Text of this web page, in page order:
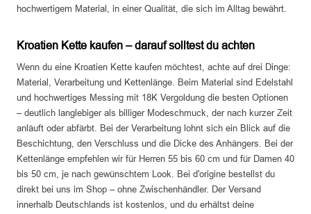
hochwertigem Material, in einer Qualität, die sich im Alltag bewährt.
Kroatien Kette kaufen – darauf solltest du achten
Wenn du eine Kroatien Kette kaufen möchtest, achte auf drei Dinge:
Material, Verarbeitung und Kettenlänge. Beim Material sind Edelstahl
und hochwertiges Messing mit 18K Vergoldung die besten Optionen
– deutlich langlebiger als billiger Modeschmuck, der nach kurzer Zeit
anläuft oder abfärbt. Bei der Verarbeitung lohnt sich ein Blick auf die
Beschichtung, den Verschluss und die Dicke des Anhängers. Bei der
Kettenlänge empfehlen wir für Herren 55 bis 60 cm und für Damen 40
bis 50 cm, je nach gewünschtem Look. Bei d'origine bestellst du
direkt bei uns im Shop – ohne Zwischenhändler. Der Versand
innerhalb Deutschlands ist kostenlos, und du erhältst deine